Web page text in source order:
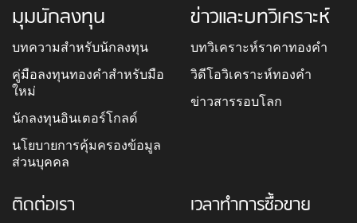
มุมนักลงทุน
บทความสำหรับนักลงทุน
คู่มือลงทุนทองคำสำหรับมือ
ใหม่
นักลงทุนอินเตอร์โกลด์
นโยบายการคุ้มครองข้อมูล
ส่วนบุคคล
ข่าวและบทวิเคราะห์
บทวิเคราะห์ราคาทองคำ
วิดีโอวิเคราะห์ทองคำ
ข่าวสารรอบโลก
ติดต่อเรา เวลาทำการซื้อขาย